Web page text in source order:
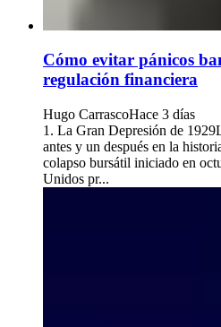
Cómo evitar pánicos
regulación financiera
Hugo CarrascoHace 3 días
1. La Gran Depresión de
antes y un después en la
colapso bursátil iniciado en
Unidos pr...